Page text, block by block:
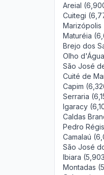
Areial
Cuitegi
Marizópolis
Maturéia
Brejo dos
Olho
São José
Cuité de
Capim
Serraria
Igaracy
Caldas
Pedro
Camalaú
São José
Ibiara
Montadas